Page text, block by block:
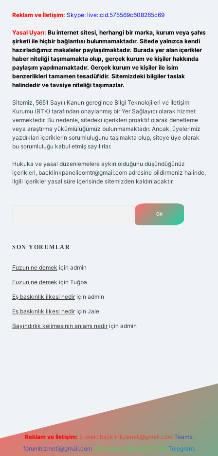
Reklam ve İletişim: Skype: live:.cid.575569c608265c69
Yasal Uyarı: Bu internet sitesi, herhangi bir marka, kurum veya şahıs
şirketi ile hiçbir bağlantısı bulunmamaktadır. Sitede yalnızca kendi
hazırladığımız makaleler paylaşılmaktadır. Burada yer alan içerikler
haber niteliği taşımamakta olup, gerçek kurum ve kişiler hakkında
paylaşım yapılmamaktadır. Gerçek kurum ve kişiler ile isim
benzerlikleri tamamen tesadüfidir. Sitemizdeki bilgiler taslak
halindedir ve tavsiye niteliği taşımazlar.
Sitemiz, 5651 Sayılı Kanun gereğince Bilgi Teknolojileri ve İletişim
Kurumu (BTK) tarafından onaylanmış bir Yer Sağlayıcı olarak hizmet
vermektedir. Bu nedenle, sitedeki içerikleri proaktif olarak denetleme
veya araştırma yükümlülüğümüz bulunmamaktadır. Ancak, üyelerimiz
yazdıkları içeriklerin sorumluluğunu taşımakta olup, siteye üye olarak
bu sorumluluğu kabul etmiş sayılırlar.
Hukuka ve yasal düzenlemelere aykırı olduğunu düşündüğünüz
içerikleri, backlinkpanelicomtr@gmail.com adresine bildirmeniz halinde,
ilgili içerikler yasal süre içerisinde sitemizden kaldırılacaktır.
SON YORUMLAR
Fuzun ne demek için admin
Fuzun ne demek için Tuğba
Eş baskınlık ilkesi nedir için admin
Eş baskınlık ilkesi nedir için Jale
Bayındırlık kelimesinin anlamı nedir için admin
Reklam ve İletişim: E-mail: backlinkpaneli@gmail.com Teams:
forumhizmeti@gmail.com Whatsapp: 0262 606 0 726 Telegram: